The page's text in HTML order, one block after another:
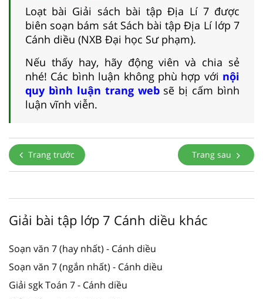
Loạt bài Giải sách bài tập Địa Lí 7 được
biên soạn bám sát Sách bài tập Địa Lí lớp 7
Cánh diều (NXB Đại học Sư phạm).
Nếu thấy hay, hãy động viên và chia sẻ
nhé! Các bình luận không phù hợp với nội
quy bình luận trang websẽ bị cấm bình
luận vĩnh viễn.
Trang trước Trang sau
Giải bài tập lớp 7 Cánh diều khác
Soạn văn 7 (hay nhất) - Cánh diều
Soạn văn 7 (ngắn nhất) - Cánh diều
Giải sgk Toán 7 - Cánh diều